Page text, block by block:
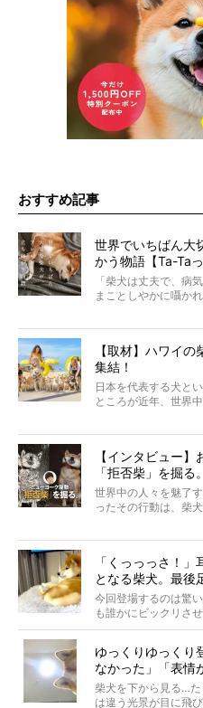
おすすめ記事
世界でいちばん大
かう物語【Ta-Ta
「柴犬は丈夫で、病
まことしやかに囁か
でも、いざそれぞれ
なりにくい、とは言
実際に「病気になら
主はそのためにやる
今回は、柴犬に関わ
語でした。
※画像はすべてイメージで
※この記事は個人の感想
【取材】ハワイ
集結！
日本を代表する犬と
ところが近年、世界
な中「柴犬ライフ」
そんな噂を聞きつけ
きました！
【インタビュー】
「拒否柴」を掘る。
世界中の人々を魅了
ったその行動は、柴
否柴がここまで話題
がるのでしょうか。
最近版画製作を始め
屋敷裕政さんに、拒
タビューと合わせて
「くっっっさ！
となる柴犬。最後
今回登場するのは驚
も誰かにビックリさ
起きたとか、そうい
ゆっくりゆっくり
なかった」「表情
柴犬を下から見る…た
は違う光景が目に飛